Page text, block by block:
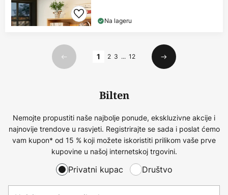
Na lageru
Prethodno
1 2 3 ... 12
Sljedeći
Bilten
Nemojte propustiti naše najbolje ponude, ekskluzivne akcije i
najnovije trendove u rasvjeti. Registrirajte se sada i poslat ćemo
vam kupon* od 15 % koji možete iskoristiti prilikom vaše prve
kupovine u našoj internetskoj trgovini.
Privatni kupac Društvo